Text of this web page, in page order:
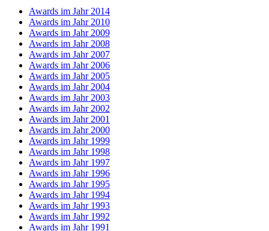
Awards im Jahr 2014
Awards im Jahr 2010
Awards im Jahr 2009
Awards im Jahr 2008
Awards im Jahr 2007
Awards im Jahr 2006
Awards im Jahr 2005
Awards im Jahr 2004
Awards im Jahr 2003
Awards im Jahr 2002
Awards im Jahr 2001
Awards im Jahr 2000
Awards im Jahr 1999
Awards im Jahr 1998
Awards im Jahr 1997
Awards im Jahr 1996
Awards im Jahr 1995
Awards im Jahr 1994
Awards im Jahr 1993
Awards im Jahr 1992
Awards im Jahr 1991